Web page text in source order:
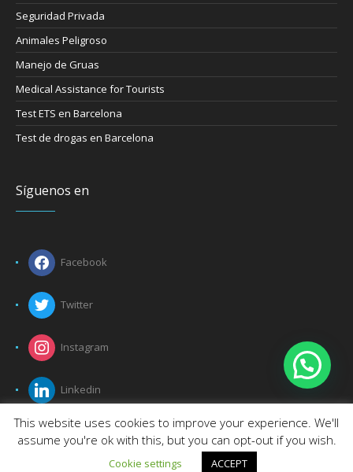
Seguridad Privada
Animales Peligroso
Manejo de Gruas
Medical Assistance for Tourists
Test ETS en Barcelona
Test de drogas en Barcelona
Síguenos en
Facebook
Twitter
Instagram
Linkedin
This website uses cookies to improve your experience. We'll
assume you're ok with this, but you can opt-out if you wish.
Cookie settings ACCEPT